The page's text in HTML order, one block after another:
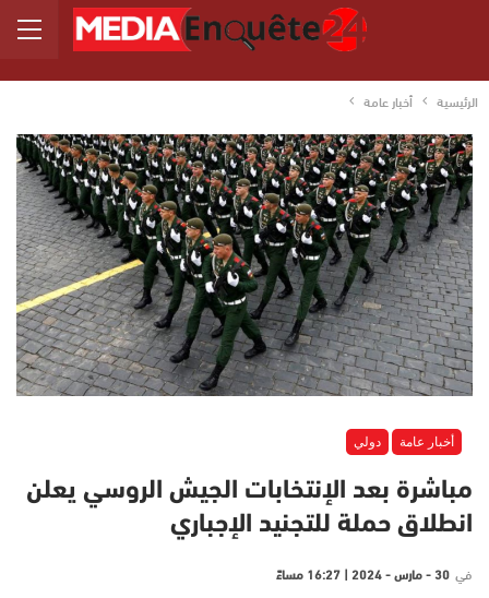
الرئيسية أخبار عامة
أخبار عامة دولي
مباشرة بعد الإنتخابات الجيش الروسي يعلن
انطلاق حملة للتجنيد الإجباري
في 30 - مارس - 2024 | 16:27 مساءً